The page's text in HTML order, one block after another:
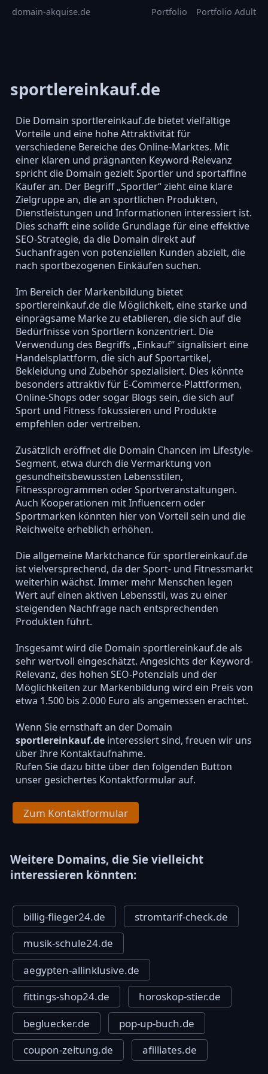
domain-akquise.de Portfolio Portfolio Adult
sportlereinkauf.de
Die Domain sportlereinkauf.de bietet vielfältige
Vorteile und eine hohe Attraktivität für
verschiedene Bereiche des Online-Marktes. Mit
einer klaren und prägnanten Keyword-Relevanz
spricht die Domain gezielt Sportler und sportaffine
Käufer an. Der Begriff „Sportler“ zieht eine klare
Zielgruppe an, die an sportlichen Produkten,
Dienstleistungen und Informationen interessiert ist.
Dies schafft eine solide Grundlage für eine effektive
SEO-Strategie, da die Domain direkt auf
Suchanfragen von potenziellen Kunden abzielt, die
nach sportbezogenen Einkäufen suchen.
Im Bereich der Markenbildung bietet
sportlereinkauf.de die Möglichkeit, eine starke und
einprägsame Marke zu etablieren, die sich auf die
Bedürfnisse von Sportlern konzentriert. Die
Verwendung des Begriffs „Einkauf“ signalisiert eine
Handelsplattform, die sich auf Sportartikel,
Bekleidung und Zubehör spezialisiert. Dies könnte
besonders attraktiv für E-Commerce-Plattformen,
Online-Shops oder sogar Blogs sein, die sich auf
Sport und Fitness fokussieren und Produkte
empfehlen oder vertreiben.
Zusätzlich eröffnet die Domain Chancen im Lifestyle-
Segment, etwa durch die Vermarktung von
gesundheitsbewussten Lebensstilen,
Fitnessprogrammen oder Sportveranstaltungen.
Auch Kooperationen mit Influencern oder
Sportmarken könnten hier von Vorteil sein und die
Reichweite erheblich erhöhen.
Die allgemeine Marktchance für sportlereinkauf.de
ist vielversprechend, da der Sport- und Fitnessmarkt
weiterhin wächst. Immer mehr Menschen legen
Wert auf einen aktiven Lebensstil, was zu einer
steigenden Nachfrage nach entsprechenden
Produkten führt.
Insgesamt wird die Domain sportlereinkauf.de als
sehr wertvoll eingeschätzt. Angesichts der Keyword-
Relevanz, des hohen SEO-Potenzials und der
Möglichkeiten zur Markenbildung wird ein Preis von
etwa 1.500 bis 2.000 Euro als angemessen erachtet.
Wenn Sie ernsthaft an der Domain
sportlereinkauf.deinteressiert sind, freuen wir uns
über Ihre Kontaktaufnahme.
Rufen Sie dazu bitte über den folgenden Button
unser gesichertes Kontaktformular auf.
Zum Kontaktformular
Weitere Domains, die Sie vielleicht
interessieren könnten:
billig-flieger24.de
stromtarif-check.de
musik-schule24.de
aegypten-allinklusive.de
fittings-shop24.de
horoskop-stier.de
begluecker.de
pop-up-buch.de
coupon-zeitung.de
afilliates.de